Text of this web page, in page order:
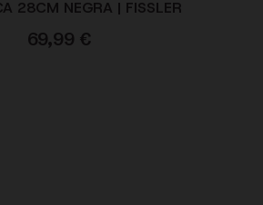
28CM NEGRA | FISSLER
69,99 €